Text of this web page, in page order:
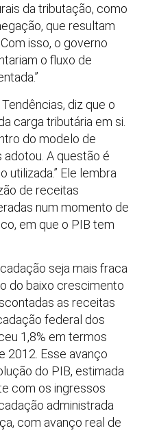
da tributação, como
que resultam
isso, o governo
o fluxo de
diz que o
carga tributária em si.
do modelo de
A questão é
utilizada.” Ele lembra
de receitas
num momento de
em que o PIB tem
seja mais fraca
do baixo crescimento
as receitas
federal dos
1,8% em termos
2012. Esse avanço
do PIB, estimada
com os ingressos
administrada
com avanço real de